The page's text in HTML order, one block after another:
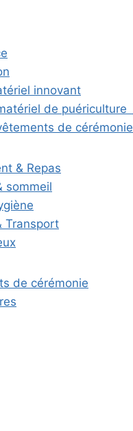
innovant
de puériculture
de cérémonie
& Repas
sommeil
Transport
de cérémonie